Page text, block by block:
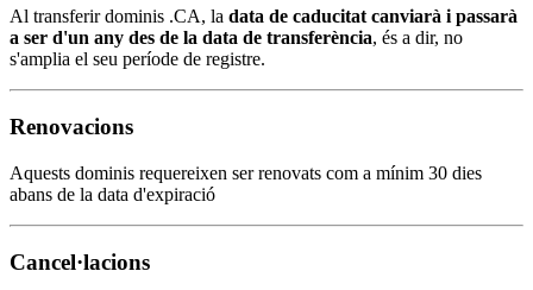
Al transferir dominis .CA, la data de caducitat canviarà i passarà
a ser d'un any des de la data de transferència, és a dir, no
s'amplia el seu període de registre.
Renovacions
Aquests dominis requereixen ser renovats com a mínim 30 dies
abans de la data d'expiració
Cancel·lacions